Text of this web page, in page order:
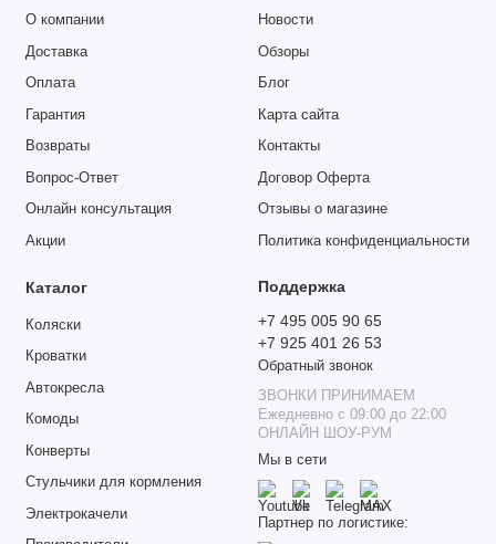
О компании
Доставка
Оплата
Гарантия
Возвраты
Вопрос-Ответ
Онлайн консультация
Акции
Новости
Обзоры
Блог
Карта сайта
Контакты
Договор Оферта
Отзывы о магазине
Политика конфиденциальности
Каталог
Коляски
Кроватки
Автокресла
Комоды
Конверты
Стульчики для кормления
Электрокачели
Поддержка
+7 495 005 90 65
+7 925 401 26 53
Обратный звонок
ЗВОНКИ ПРИНИМАЕМ
Ежедневно с 09:00 до 22:00
ОНЛАЙН ШОУ-РУМ
Мы в сети
Партнер по логистике: